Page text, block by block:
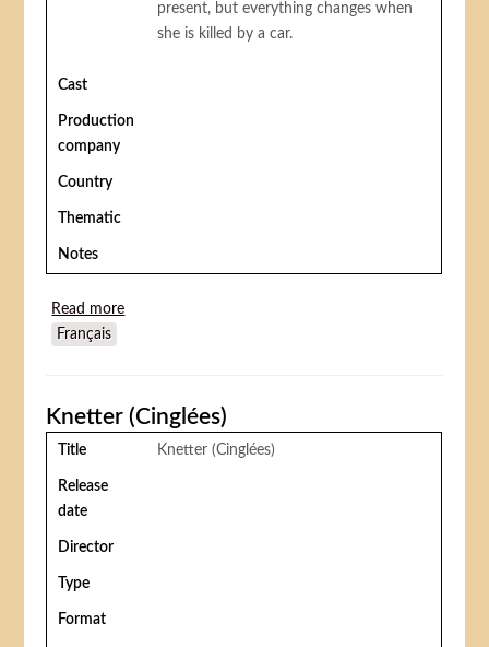
present, but everything changes when
she is killed by a car.
Cast
Production
company
Country
Thematic
Notes
Read more
Français
Knetter (Cinglées)
Title Knetter (Cinglées)
Release
date
Director
Type
Format